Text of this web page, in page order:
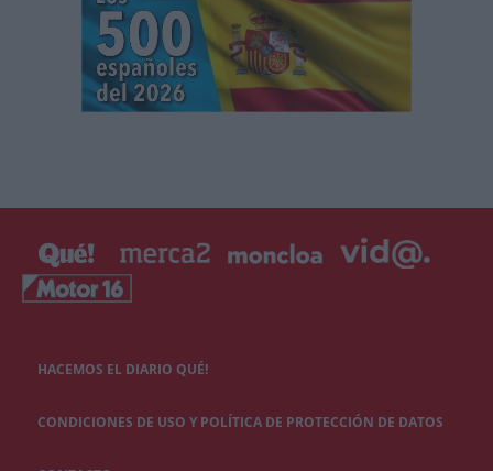
HACEMOS EL DIARIO QUÉ!
CONDICIONES DE USO Y POLÍTICA DE PROTECCIÓN DE DATOS